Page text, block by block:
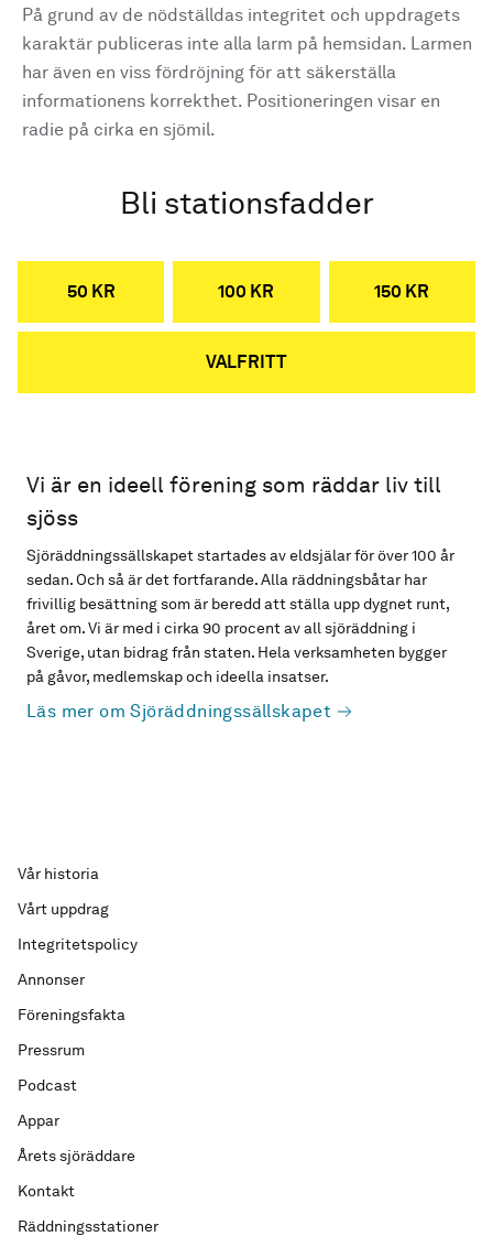
På grund av de nödställdas integritet och uppdragets
karaktär publiceras inte alla larm på hemsidan. Larmen
har även en viss fördröjning för att säkerställa
informationens korrekthet. Positioneringen visar en
radie på cirka en sjömil.
Bli stationsfadder
50 KR 100 KR 150 KR
VALFRITT
Vi är en ideell förening som räddar liv till
sjöss
Sjöräddningssällskapet startades av eldsjälar för över 100 år
sedan. Och så är det fortfarande. Alla räddningsbåtar har
frivillig besättning som är beredd att ställa upp dygnet runt,
året om. Vi är med i cirka 90 procent av all sjöräddning i
Sverige, utan bidrag från staten. Hela verksamheten bygger
på gåvor, medlemskap och ideella insatser.
Läs mer om Sjöräddningssällskapet
Vår historia
Vårt uppdrag
Integritetspolicy
Annonser
Föreningsfakta
Pressrum
Podcast
Appar
Årets sjöräddare
Kontakt
Räddningsstationer